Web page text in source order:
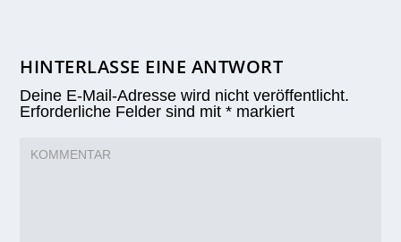
HINTERLASSE EINE ANTWORT
Deine E-Mail-Adresse wird nicht veröffentlicht.
Erforderliche Felder sind mit* markiert